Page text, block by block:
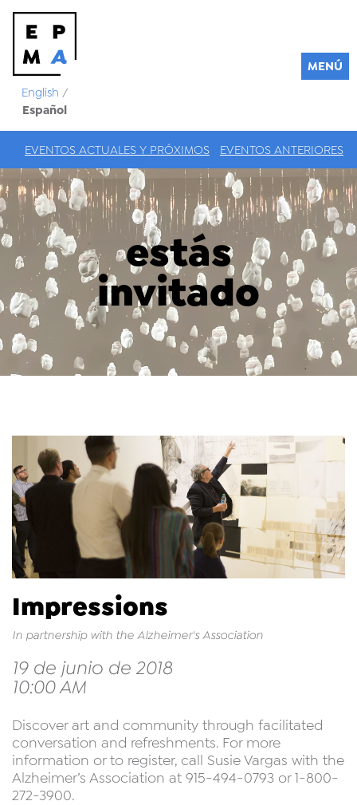
English /
Español
MENÚ
EVENTOS ACTUALES Y PRÓXIMOS EVENTOS ANTERIORES
estás
invitado
Impressions
In partnership with the Alzheimer's Association
19 de junio de 2018
10:00 AM
Discover art and community through facilitated
conversation and refreshments. For more
information or to register, call Susie Vargas with the
Alzheimer’s Association at 915-494-0793 or 1-800-
272-3900.